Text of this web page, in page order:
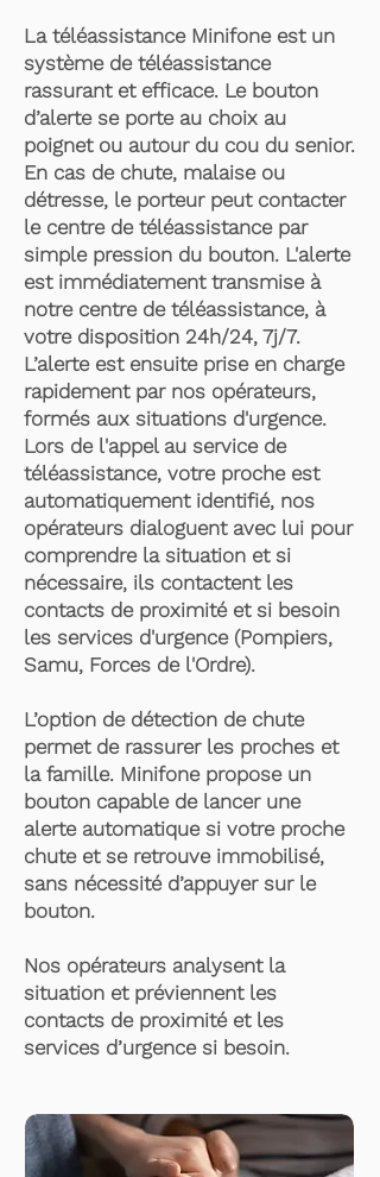
La téléassistance Minifone est un
système de téléassistance
rassurant et efficace. Le bouton
d’alerte se porte au choix au
poignet ou autour du cou du senior.
En cas de chute, malaise ou
détresse, le porteur peut contacter
le centre de téléassistance par
simple pression du bouton. L'alerte
est immédiatement transmise à
notre centre de téléassistance, à
votre disposition 24h/24, 7j/7.
L’alerte est ensuite prise en charge
rapidement par nos opérateurs,
formés aux situations d'urgence.
Lors de l'appel au service de
téléassistance, votre proche est
automatiquement identifié, nos
opérateurs dialoguent avec lui pour
comprendre la situation et si
nécessaire, ils contactent les
contacts de proximité et si besoin
les services d'urgence (Pompiers,
Samu, Forces de l'Ordre).
L’option de détection de chute
permet de rassurer les proches et
la famille. Minifone propose un
bouton capable de lancer une
alerte automatique si votre proche
chute et se retrouve immobilisé,
sans nécessité d’appuyer sur le
bouton.
Nos opérateurs analysent la
situation et préviennent les
contacts de proximité et les
services d’urgence si besoin.